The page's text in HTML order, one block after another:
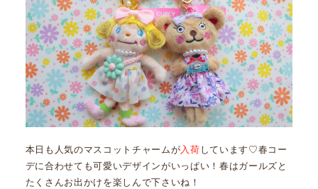
本日も人気のマスコットチャームが入荷 しています♡春コー
デに合わせても可愛いデザインがいっぱい！春はガールズと
たくさんお出かけを楽しんで下さいね！